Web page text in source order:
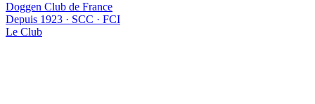
Doggen Club de France
Depuis 1923 · SCC · FCI
Le Club